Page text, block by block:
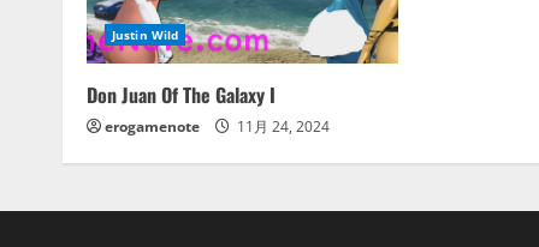
Justin Wild
Don Juan Of The Galaxy I
erogamenote 11月 24, 2024